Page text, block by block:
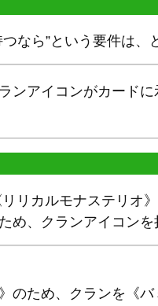
なら”という要件は、
ンアイコンがカード
リカルモナステリ
め、クランアイコン
のため、クランを《